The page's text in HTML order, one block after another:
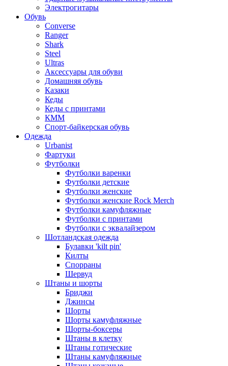
Электрогитары
Обувь
Converse
Ranger
Shark
Steel
Ultras
Аксессуары для обуви
Домашняя обувь
Казаки
Кеды
Кеды с принтами
КММ
Спорт-байкерская обувь
Одежда
Urbanist
Фартуки
Футболки
Футболки варенки
Футболки детские
Футболки женские
Футболки женские Rock Merch
Футболки камуфляжные
Футболки с принтами
Футболки с эквалайзером
Шотландская одежда
Булавки 'kilt pin'
Килты
Спорраны
Шервуд
Штаны и шорты
Бриджи
Джинсы
Шорты
Шорты камуфляжные
Шорты-боксеры
Штаны в клетку
Штаны готические
Штаны камуфляжные